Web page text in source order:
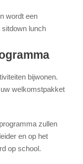
wordt een
lunch
bijwonen.
welkomstpakket
zullen
en op het
op school.